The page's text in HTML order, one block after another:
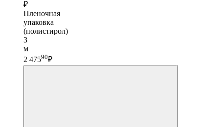
₽
Пленочная
упаковка
(полистирол)
3
м
2 47590₽